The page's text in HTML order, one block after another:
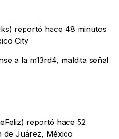
reportó hace 48 minutos
City
a la m13rd4, maldita señal
reportó hace 52
de Juárez, México